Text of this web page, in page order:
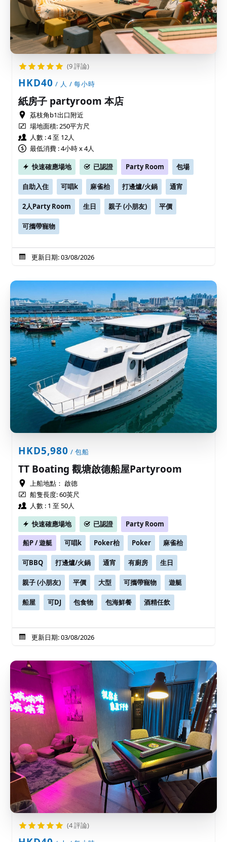
(9 評論)
HKD40 / 人 / 每小時
紙房子 partyroom 本店
荔枝角b1出口附近
場地面積:250平方尺
人數 : 4 至 12人
最低消費 : 4小時 x 4人
快速確應場地
已認證 Party Room 包場
自助入住 可唱k 麻雀枱 打邊爐/火鍋 通宵
2人Party Room 生日 親子 (小朋友) 平價
可攜帶寵物
更新日期: 03/08/2026
HKD5,980 / 包船
TT Boating 觀塘啟德船屋Partyroom
上船地點： 啟德
船隻長度: 60英尺
人數 : 1 至 50人
快速確應場地
已認證 Party Room
船P / 遊艇 可唱k Poker枱 Poker 麻雀枱
可BBQ 打邊爐/火鍋 通宵 有廚房 生日
親子 (小朋友) 平價 大型 可攜帶寵物 遊艇
船屋 可DJ 包食物 包海鮮餐 酒精任飲
更新日期: 03/08/2026
(4 評論)